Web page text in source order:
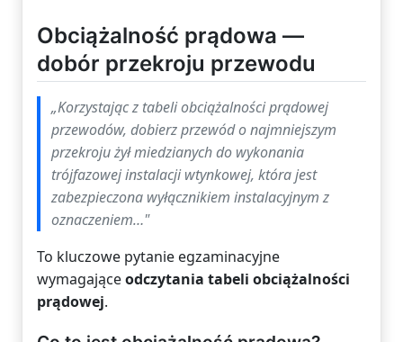
Obciążalność prądowa —
dobór przekroju przewodu
„Korzystając z tabeli obciążalności prądowej
przewodów, dobierz przewód o najmniejszym
przekroju żył miedzianych do wykonania
trójfazowej instalacji wtynkowej, która jest
zabezpieczona wyłącznikiem instalacyjnym z
oznaczeniem…"
To kluczowe pytanie egzaminacyjne
wymagająceodczytania tabeli obciążalności
prądowej.